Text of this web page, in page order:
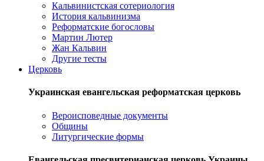
Кальвинистская сотериология
История кальвинизма
Реформатские богословы
Мартин Лютер
Жан Кальвин
Другие тесты
Церковь
Украинская евангельская реформатская церковь
Вероисповедные документы
Общины
Литургические формы